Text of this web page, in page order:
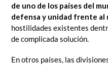
de uno de los países del
defensa y unidad frente al
hostilidades existentes
de complicada solución.
En otros países, las